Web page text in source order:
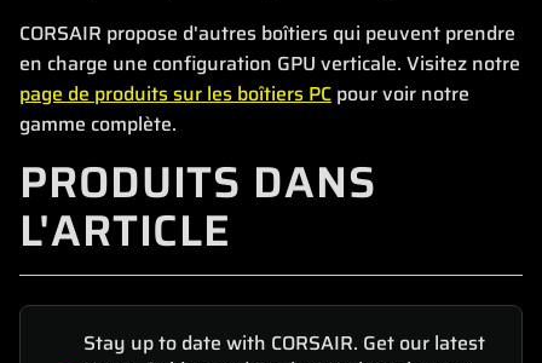
CORSAIR propose d'autres boîtiers qui peuvent prendre
en charge une configuration GPU verticale. Visitez notre
page de produits sur les boîtiers PC pour voir notre
gamme complète.
PRODUITS DANS
L'ARTICLE
Stay up to date with CORSAIR. Get our latest